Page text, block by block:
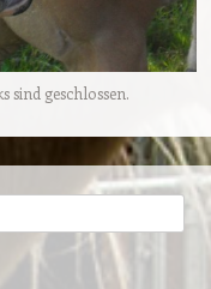
sind geschlossen.